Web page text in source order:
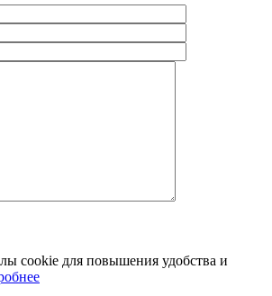
cookie для повышения удобства и